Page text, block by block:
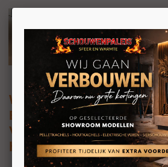
Wanders Orion
Edition High
Vrijstaande elektrische
houtvak